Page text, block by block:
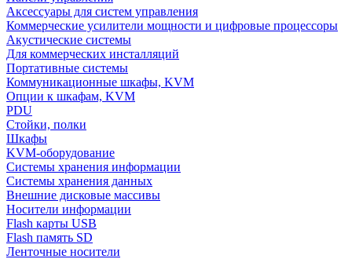
Аксессуары для систем управления
Коммерческие усилители мощности и цифровые процессоры
Акустические системы
Для коммерческих инсталляций
Портативные системы
Коммуникационные шкафы, KVM
Опции к шкафам, KVM
PDU
Стойки, полки
Шкафы
KVM-оборудование
Системы хранения информации
Системы хранения данных
Внешние дисковые массивы
Носители информации
Flash карты USB
Flash память SD
Ленточные носители